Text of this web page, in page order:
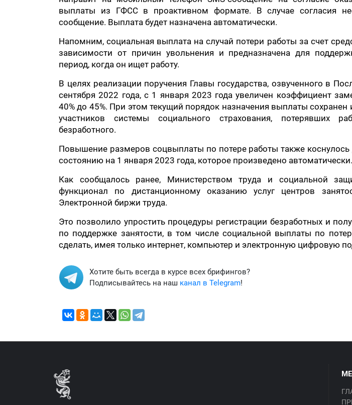
выплаты из ГФСС в проактивном формате. В случае согласия
сообщение. Выплата будет назначена автоматически.
Напомним, социальная выплата на случай потери работы за счет
зависимости от причин увольнения и предназначена для
период, когда он ищет работу.
В целях реализации поручения Главы государства, озвученного в
сентября 2022 года, с 1 января 2023 года увеличен коэффициент
40% до 45%. При этом текущий порядок назначения выплаты сохранен
участников системы социального страхования, потерявших
безработного.
Повышение размеров соцвыплаты по потере работы также коснулось
состоянию на 1 января 2023 года, которое произведено автоматически.
Как сообщалось ранее, Министерством труда и социальной
функционал по дистанционному оказанию услуг центров
Электронной биржи труда.
Это позволило упростить процедуры регистрации безработных и
по поддержке занятости, в том числе социальной выплаты по
сделать, имея только интернет, компьютер и электронную цифровую
Хотите быть всегда в курсе всех брифингов?
Подписывайтесь на наш канал в Telegram!